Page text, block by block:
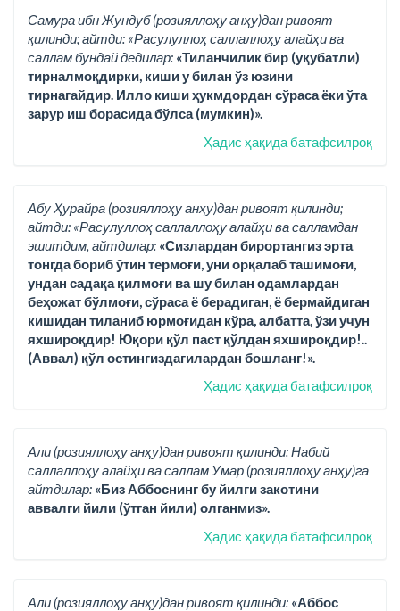
Самура ибн Жундуб (розияллоҳу анҳу)дан ривоят
қилинди; айтди: «Расулуллоҳ саллаллоҳу алайҳи ва
саллам бундай дедилар: «Тиланчилик бир (уқубатли)
тирналмоқдирки, киши у билан ўз юзини
тирнагайдир. Илло киши ҳукмдордан сўраса ёки ўта
зарур иш борасида бўлса (мумкин)».
Ҳадис ҳақида батафсилроқ
Абу Ҳурайра (розияллоҳу анҳу)дан ривоят қилинди;
айтди: «Расулуллоҳ саллаллоҳу алайҳи ва салламдан
эшитдим, айтдилар: «Сизлардан бирортангиз эрта
тонгда бориб ўтин термоғи, уни орқалаб ташимоғи,
ундан садақа қилмоғи ва шу билан одамлардан
беҳожат бўлмоғи, сўраса ё берадиган, ё бермайдиган
кишидан тиланиб юрмоғидан кўра, албатта, ўзи учун
яхшироқдир! Юқори қўл паст қўлдан яхшироқдир!..
(Аввал) қўл остингиздагилардан бошланг!».
Ҳадис ҳақида батафсилроқ
Али (розияллоҳу анҳу)дан ривоят қилинди: Набий
саллаллоҳу алайҳи ва саллам Умар (розияллоҳу анҳу)га
айтдилар: «Биз Аббоснинг бу йилги закотини
аввалги йили (ўтган йили) олганмиз».
Ҳадис ҳақида батафсилроқ
Али (розияллоҳу анҳу)дан ривоят қилинди: «Аббос